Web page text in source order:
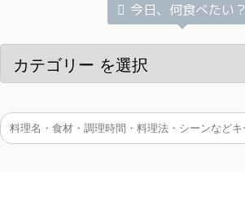
今日、何食べたい？